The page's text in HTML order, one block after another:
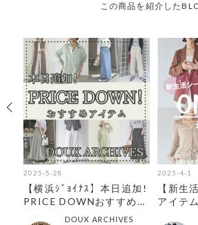
この商品を紹介した
2025-5-28
【横浜ｼﾞｮｲﾅｽ】本日追加!
PRICE DOWNおすすめｱｲ
DOUX ARCHIVES
2025-4-1
【新生
アイテム